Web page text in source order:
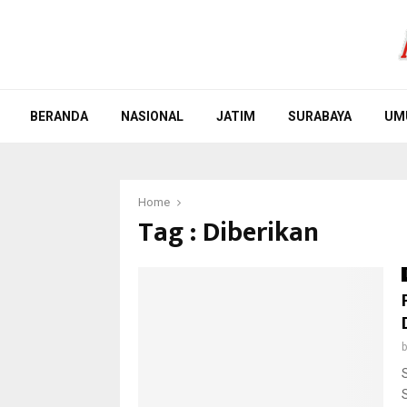
BERANDA NASIONAL JATIM SURABAYA
Home
Tag : Diberikan